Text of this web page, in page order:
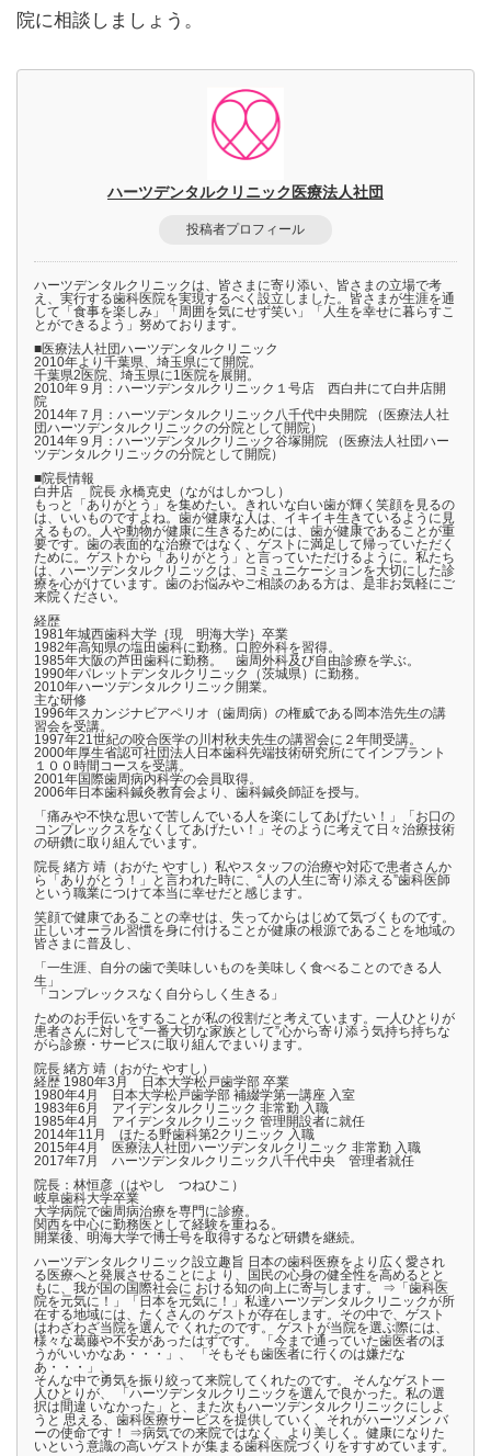
院に相談しましょう。
ハーツデンタルクリニック医療法人社団
投稿者プロフィール
ハーツデンタルクリニックは、皆さまに寄り添い、皆さまの立場で考
え、実行する歯科医院を実現するべく設立しました。皆さまが生涯を通
して「食事を楽しみ」「周囲を気にせず笑い」「人生を幸せに暮らすこ
とができるよう」努めております。
■医療法人社団ハーツデンタルクリニック
2010年より千葉県、埼玉県にて開院。
千葉県2医院、埼玉県に1医院を展開。
2010年９月：ハーツデンタルクリニック１号店 西白井にて白井店開
院
2014年７月：ハーツデンタルクリニック八千代中央開院 （医療法人社
団ハーツデンタルクリニックの分院として開院）
2014年９月：ハーツデンタルクリニック谷塚開院 （医療法人社団ハー
ツデンタルクリニックの分院として開院）
■院長情報
白井店 院長 永橋克史（ながはしかつし）
もっと「ありがとう」を集めたい。きれいな白い歯が輝く笑顔を見るの
は、いいものですよね。歯が健康な人は、イキイキ生きているように見
えるもの。人や動物が健康に生きるためには、歯が健康であることが重
要です。歯の表面的な治療ではなく、ゲストに満足して帰っていただく
ために。ゲストから「ありがとう」と言っていただけるように。私たち
は、ハーツデンタルクリニックは、コミュニケーションを大切にした診
療を心がけています。歯のお悩みやご相談のある方は、是非お気軽にご
来院ください。
経歴
1981年城西歯科大学｛現 明海大学｝卒業
1982年高知県の塩田歯科に勤務。口腔外科を習得。
1985年大阪の芦田歯科に勤務。 歯周外科及び自由診療を学ぶ。
1990年パレットデンタルクリニック（茨城県）に勤務。
2010年ハーツデンタルクリニック開業。
主な研修
1996年スカンジナビアペリオ（歯周病）の権威である岡本浩先生の講
習会を受講。
1997年21世紀の咬合医学の川村秋夫先生の講習会に２年間受講。
2000年厚生省認可社団法人日本歯科先端技術研究所にてインプラント
１００時間コースを受講。
2001年国際歯周病内科学の会員取得。
2006年日本歯科鍼灸教育会より、歯科鍼灸師証を授与。
「痛みや不快な思いで苦しんでいる人を楽にしてあげたい！」「お口の
コンプレックスをなくしてあげたい！」そのように考えて日々治療技術
の研鑽に取り組んでいます。
院長 緒方 靖（おがた やすし）私やスタッフの治療や対応で患者さんか
ら「ありがとう！」と言われた時に、“人の人生に寄り添える”歯科医師
という職業につけて本当に幸せだと感じます。
笑顔で健康であることの幸せは、失ってからはじめて気づくものです。
正しいオーラル習慣を身に付けることが健康の根源であることを地域の
皆さまに普及し、
「一生涯、自分の歯で美味しいものを美味しく食べることのできる人
生」
「コンプレックスなく自分らしく生きる」
ためのお手伝いをすることが私の役割だと考えています。一人ひとりが
患者さんに対して“一番大切な家族として”心から寄り添う気持ち持ちな
がら診療・サービスに取り組んでまいります。
院長 緒方 靖（おがた やすし）
経歴 1980年3月 日本大学松戸歯学部 卒業
1980年4月 日本大学松戸歯学部 補綴学第一講座 入室
1983年6月 アイデンタルクリニック 非常勤 入職
1985年4月 アイデンタルクリニック 管理開設者に就任
2014年11月 ほたる野歯科第2クリニック 入職
2015年4月 医療法人社団ハーツデンタルクリニック 非常勤 入職
2017年7月 ハーツデンタルクリニック八千代中央 管理者就任
院長：林恒彦（はやし つねひこ）
岐阜歯科大学卒業
大学病院で歯周病治療を専門に診療。
関西を中心に勤務医として経験を重ねる。
開業後、明海大学で博士号を取得するなど研鑽を継続。
ハーツデンタルクリニック設立趣旨 日本の歯科医療をより広く愛され
る医療へと発展させることによ り、国民の心身の健全性を高めるとと
もに、我が国の国際社会に おける知の向上に寄与します。 ⇒「歯科医
院を元気に！」「日本を元気に！」私達ハーツデンタルクリニックが所
在する地域には、たくさんの ゲストが存在します。その中で、ゲスト
はわざわざ当院を選んで くれたのです。 ゲストが当院を選ぶ際には、
様々な葛藤や不安があったはずです。 「今まで通っていた歯医者のほ
うがいいかなあ・・・」、 「そもそも歯医者に行くのは嫌だな
あ・・・」、
そんな中で勇気を振り絞って来院してくれたのです。 そんなゲスト一
人ひとりが、 「ハーツデンタルクリニックを選んで良かった。私の選
択は間違 いなかった」と、また次もハーツデンタルクリニックにしよ
うと 思える、歯科医療サービスを提供していく、それがハーツメン バ
ーの使命です！ ⇒病気での来院ではなく、より美しく。健康になりた
いという意識の高いゲストが集まる歯科医院づくりをすすめています。